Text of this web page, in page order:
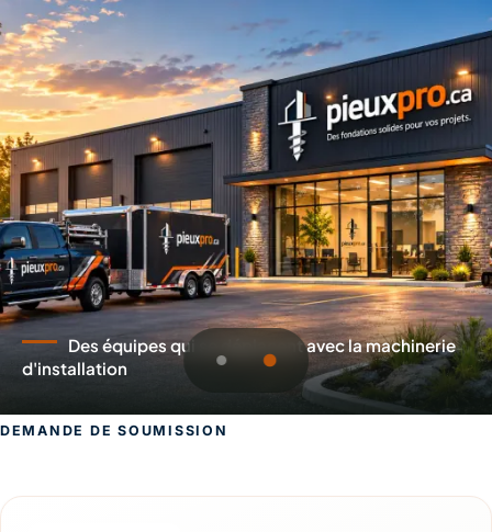
Des équipes qui se déplacent avec la machinerie
d'installation
DEMANDE DE SOUMISSION